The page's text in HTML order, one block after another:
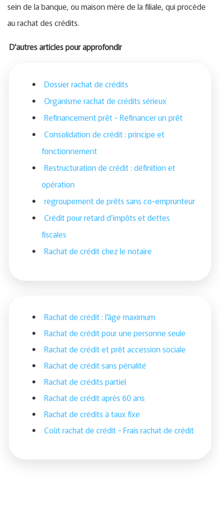
sein de la banque, ou maison mère de la filiale, qui procède
au rachat des crédits.
D'autres articles pour approfondir
Dossier rachat de crédits
Organisme rachat de crédits sérieux
Refinancement prêt - Refinancer un prêt
Consolidation de crédit : principe et
fonctionnement
Restructuration de crédit : définition et
opération
regroupement de prêts sans co-emprunteur
Crédit pour retard d’impôts et dettes
fiscales
Rachat de crédit chez le notaire
Rachat de crédit : l’âge maximum
Rachat de crédit pour une personne seule
Rachat de crédit et prêt accession sociale
Rachat de crédit sans pénalité
Rachat de crédits partiel
Rachat de crédit après 60 ans
Rachat de crédits à taux fixe
Coût rachat de crédit - Frais rachat de crédit